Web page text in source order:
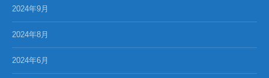
2024年9月
2024年8月
2024年6月